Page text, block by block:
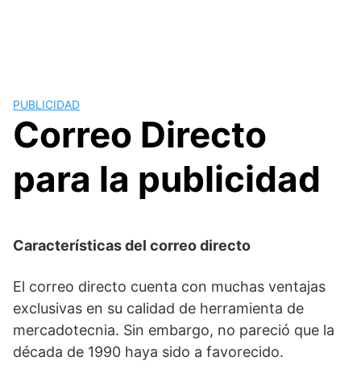
PUBLICIDAD
Correo Directo
para la publicidad
Características del correo directo
El correo directo cuenta con muchas ventajas
exclusivas en su calidad de herramienta de
mercadotecnia. Sin embargo, no pareció que la
década de 1990 haya sido a favorecido.